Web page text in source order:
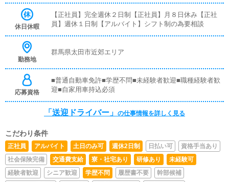
ます。お客様のご案内時に、システムの説明や料金の受け
取り等、対面での簡単な接客になります。最初は先輩ドラ
イバーと同乗して行動し、業務の流れを覚えていただきま
事務所や待機室の清掃を行っていただきます。キャストの
休日休暇
【正社員】完全週休２日制【正社員】月８日休み【正社
員】週休１日制【アルバイト】シフト制の為要相談
勤務地
群馬県太田市近郊エリア
応募資格
■普通自動車免許■学歴不問■未経験者歓迎■職種経験者歓
迎■自家用車持込必須
「送迎ドライバー」 の仕事情報を詳しく見る
こだわり条件
正社員 アルバイト 土日のみ可 週休2日制 日払い可
資格手当あり
社会保険完備
交通費支給 寮・社宅あり 研修あり
未経験可
経験者歓迎
シニア歓迎 学歴不問 履歴書不要
幹部候補